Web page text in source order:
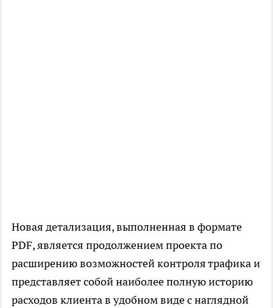
Новая детализация, выполненная в формате
PDF, является продолжением проекта по
расширению возможностей контроля трафика и
представляет собой наиболее полную историю
расходов клиента в удобном виде с наглядной